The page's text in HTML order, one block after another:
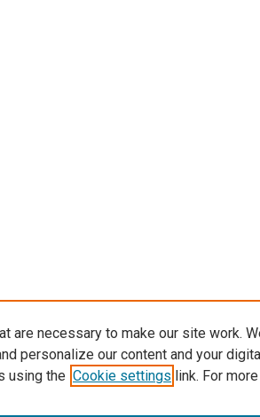
are necessary to make our site work.
personalize our content and your
using the Cookie settings link. For